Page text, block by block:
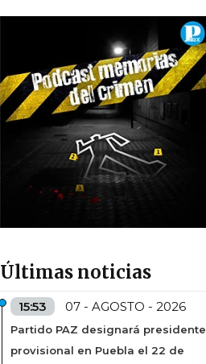
Últimas noticias
15:53 07 - AGOSTO - 2026
Partido PAZ designará presidente
provisional en Puebla el 22 de